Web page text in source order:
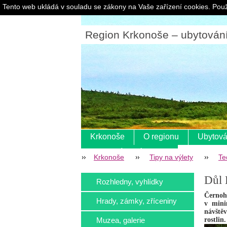
Region Krkonoše –
Krkonoše O regionu
Krkonoše Tipy na výlety
Důl
v
rostlin.
Rozhledny, vyhlídky
Hrady, zámky, zříceniny
Muzea, galerie
Tento web ukládá v souladu se zákony na Vaše zařízení cookies.